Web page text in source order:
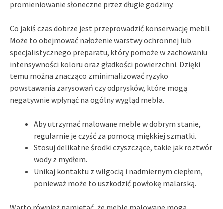
promieniowanie słoneczne przez długie godziny.
Co jakiś czas dobrze jest przeprowadzić konserwację mebli.
Może to obejmować nałożenie warstwy ochronnej lub
specjalistycznego preparatu, który pomoże w zachowaniu
intensywności koloru oraz gładkości powierzchni. Dzięki
temu można znacząco zminimalizować ryzyko
powstawania zarysowań czy odprysków, które mogą
negatywnie wpłynąć na ogólny wygląd mebla.
Aby utrzymać malowane meble w dobrym stanie,
regularnie je czyść za pomocą miękkiej szmatki.
Stosuj delikatne środki czyszczące, takie jak roztwór
wody z mydłem.
Unikaj kontaktu z wilgocią i nadmiernym ciepłem,
ponieważ może to uszkodzić powłokę malarską.
Warto również pamiętać, że meble malowane mogą